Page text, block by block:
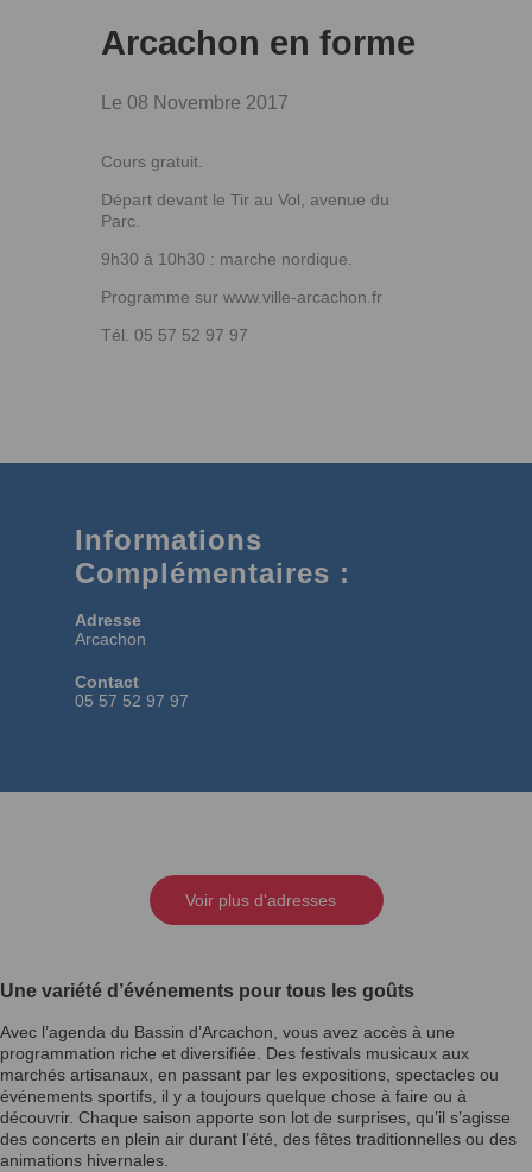
Arcachon en forme
Le 08 Novembre 2017
Cours gratuit.
Départ devant le Tir au Vol, avenue du
Parc.
9h30 à 10h30 : marche nordique.
Programme sur www.ville-arcachon.fr
Tél. 05 57 52 97 97
Informations
Complémentaires :
Adresse
Arcachon
Contact
05 57 52 97 97
Voir plus d'adresses
Une variété d’événements pour tous les goûts
Avec l’agenda du Bassin d’Arcachon, vous avez accès à une
programmation riche et diversifiée. Des festivals musicaux aux
marchés artisanaux, en passant par les expositions, spectacles ou
événements sportifs, il y a toujours quelque chose à faire ou à
découvrir. Chaque saison apporte son lot de surprises, qu’il s’agisse
des concerts en plein air durant l’été, des fêtes traditionnelles ou des
animations hivernales.